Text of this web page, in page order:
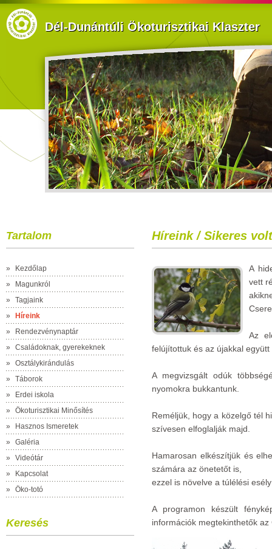
Dél-Dunántúli Ökoturisztikai Klaszter
Tartalom
»
Kezdőlap
»
Magunkról
»
Tagjaink
»
Híreink
»
Rendezvénynaptár
»
Családoknak, gyerekeknek
»
Osztálykirándulás
»
Táborok
»
Erdei iskola
»
Ökoturisztikai Minősítés
»
Hasznos Ismeretek
»
Galéria
»
Videótár
»
Kapcsolat
»
Öko-totó
Keresés
Híreink / Sikeres
A
vett
Az
felújítottuk és az újakkal együtt
A megvizsgált odúk
nyomokra bukkantunk.
Reméljük, hogy a közelgő tél
szívesen elfoglalják majd.
Hamarosan elkészítjük és
számára az önetetőt is,
ezzel is növelve a túlélési
A programon készült
információk megtekinthetők